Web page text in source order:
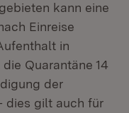
kann eine
Einreise
in
Quarantäne 14
der
dies gilt auch für